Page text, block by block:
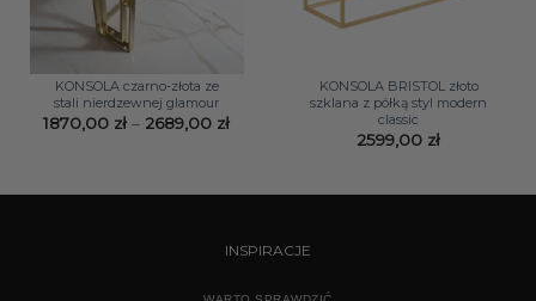
KONSOLA czarno-złota ze
stali nierdzewnej glamour
1870,00 zł – 2689,00 złZakres
2689,00 zł
KONSOLA BRISTOL złoto
szklana z półką styl modern
classic
2599,00 zł
INSPIRACJE